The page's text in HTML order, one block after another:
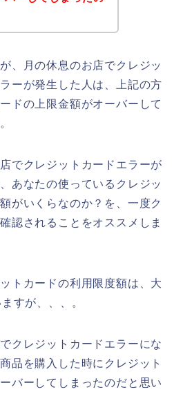
、月の休息のお店でクレジッ
ーが発生した人は、上記の方
ドの上限金額がオーバーして
でクレジットカードエラーが
あなたの使っているクレジッ
がいくらなのか？を、一度ク
認されることをオススメしま
トカードの利用限度額は、大
すが、、、。
クレジットカードエラーにな
品を購入した時にクレジット
バーしてしまったのだと思い